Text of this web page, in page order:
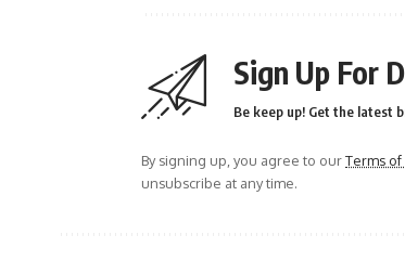
Sign Up For
Be keep up! Get the latest
By signing up, you agree to ourTerms of
unsubscribe at any time.